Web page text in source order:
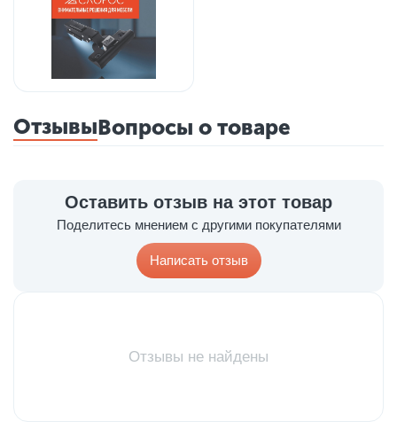
ОтзывыВопросы о товаре
Оставить отзыв на этот товар
Поделитесь мнением с другими покупателями
Написать отзыв
Отзывы не найдены